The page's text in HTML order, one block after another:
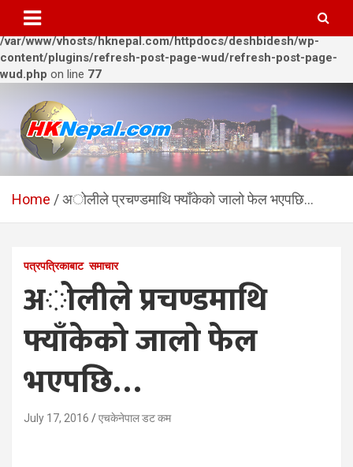
Warning
: Trying to access array offset on value of type bool in
/var/www/vhosts/hknepal.com/httpdocs/deshbidesh/wp-
content/plugins/refresh-post-page-wud/refresh-post-page-
wud.php on line 77
content
HKNepal.com – हङकङबाट
सञ्चालित पहिलो नेपाली अनलाईन
hknepal, hknepal.com, hk nepal, hk nepal com
Home अोलीले प्रचण्डमाथि फ्याँकेको जालो फेल भएपछि…
पत्रपत्रिकाबाट समाचार
अोलीले प्रचण्डमाथि
फ्याँकेको जालो फेल
भएपछि…
July 17, 2016 एचकेनेपाल डट कम